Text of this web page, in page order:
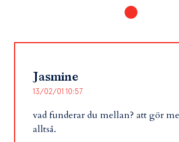
Jasmine
13/02/01 10:57
vad funderar du mellan? att gör
alltså.